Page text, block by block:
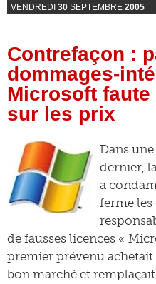
VENDREDI 30 SEPTEMBRE 2005
Contrefaçon :
dommages-
Microsoft
sur les prix
Dans une
dernier,
a
ferme
de fausses licences «
premier prévenu
bon marché et